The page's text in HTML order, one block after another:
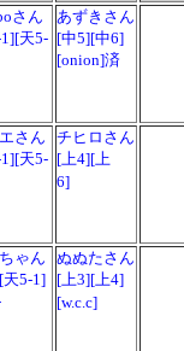
さん
天5-
あずきさん
[中5][中6]
[onion]済
さん
天5-
チヒロさん
[上4][上
6]
ゃん
[天5-1]
ぬぬたさん
[上3][上4]
[w.c.c]